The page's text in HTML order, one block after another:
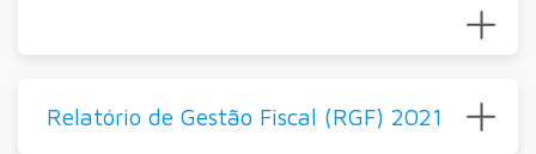
Relatório de Gestão Fiscal (RGF) 2021